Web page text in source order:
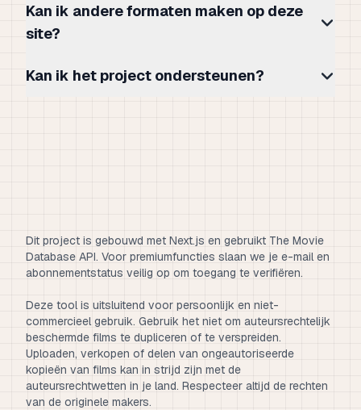
Kan ik andere formaten maken op deze
site?
Kan ik het project ondersteunen?
Dit project is gebouwd met Next.js en gebruikt The Movie
Database API. Voor premiumfuncties slaan we je e-mail en
abonnementstatus veilig op om toegang te verifiëren.
Deze tool is uitsluitend voor persoonlijk en niet-
commercieel gebruik. Gebruik het niet om auteursrechtelijk
beschermde films te dupliceren of te verspreiden.
Uploaden, verkopen of delen van ongeautoriseerde
kopieën van films kan in strijd zijn met de
auteursrechtwetten in je land. Respecteer altijd de rechten
van de originele makers.